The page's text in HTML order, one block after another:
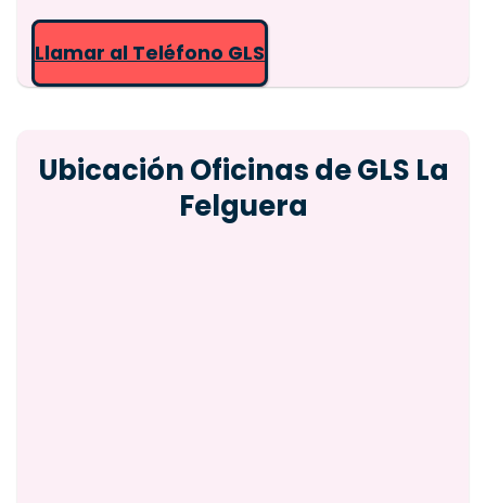
Llamar al Teléfono GLS
Ubicación Oficinas de GLS La
Felguera